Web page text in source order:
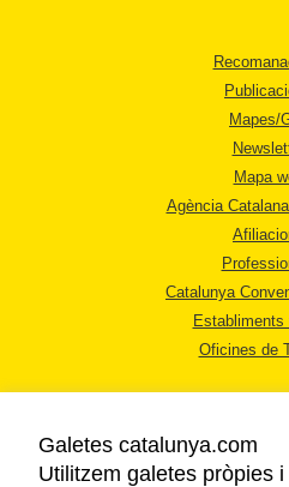
Mapes/
Mapa
Agència
Catalunya
Oficines de
Galetes catalunya.com
Utilitzem galetes pròpies